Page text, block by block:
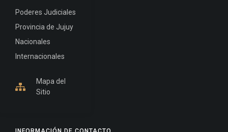
Poderes Judiciales
Provincia de Jujuy
Nacionales
Internacionales
Mapa del
Sitio